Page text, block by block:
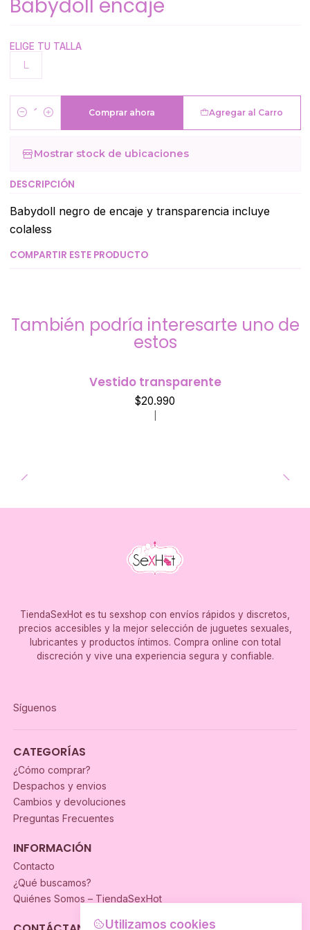
Babydoll encaje
ELIGE TU TALLA
L
Cantidad
Agregar al Carro
Comprar ahora
Mostrar stock de ubicaciones
DESCRIPCIÓN
Babydoll negro de encaje y transparencia incluye
colaless
COMPARTIR ESTE PRODUCTO
También podría interesarte uno de
estos
Vestido transparente
$20.990
TiendaSexHot es tu sexshop con envíos rápidos y discretos,
precios accesibles y la mejor selección de juguetes sexuales,
lubricantes y productos íntimos. Compra online con total
discreción y vive una experiencia segura y confiable.
Síguenos
CATEGORÍAS
¿Cómo comprar?
Despachos y envios
Cambios y devoluciones
Preguntas Frecuentes
INFORMACIÓN
Contacto
¿Qué buscamos?
Quiénes Somos – TiendaSexHot
Utilizamos cookies